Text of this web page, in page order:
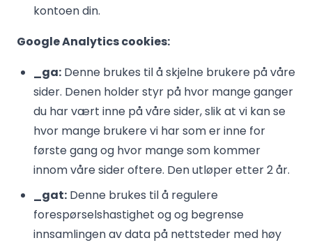
kontoen din.
Google Analytics cookies:
_ga: Denne brukes til å skjelne brukere på våre
sider. Denen holder styr på hvor mange ganger
du har vært inne på våre sider, slik at vi kan se
hvor mange brukere vi har som er inne for
første gang og hvor mange som kommer
innom våre sider oftere. Den utløper etter 2 år.
_gat: Denne brukes til å regulere
forespørselshastighet og og begrense
innsamlingen av data på nettsteder med høy